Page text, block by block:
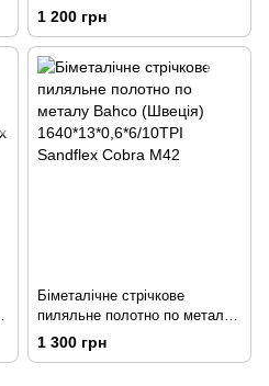
Bahco (Швеція)
1435*13*0,6*14/18TPI Sandflex
Cobra М42
1 200 грн
Біметалічне стрічкове
пиляльне полотно по металу
Bahco (Швеція)
1640*13*0,6*6/10TPI Sandflex
1 300 грн